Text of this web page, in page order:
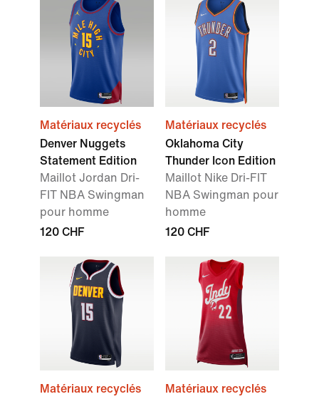
Matériaux recyclés
Denver Nuggets
Statement Edition
Maillot Jordan Dri-
FIT NBA Swingman
pour homme
120 CHF
Matériaux recyclés
Oklahoma City
Thunder Icon Edition
Maillot Nike Dri-FIT
NBA Swingman pour
homme
120 CHF
Matériaux recyclés
Matériaux recyclés